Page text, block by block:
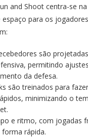
and Shoot centra-se
para os
são
permitindo
da defesa.
são treinados para
minimizando o
e ritmo, com jogadas
rápida.